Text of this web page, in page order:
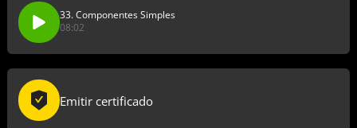
33. Componentes Simples
08:02
Emitir certificado